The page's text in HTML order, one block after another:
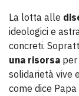
La lotta alle
ideologici e
concreti.
una risorsa per
solidarietà vive
come dice Papa